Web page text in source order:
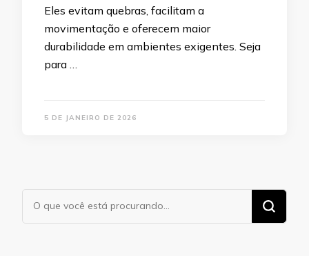
Eles evitam quebras, facilitam a
movimentação e oferecem maior
durabilidade em ambientes exigentes. Seja
para …
5 DE JANEIRO DE 2026
Procurando
algo?